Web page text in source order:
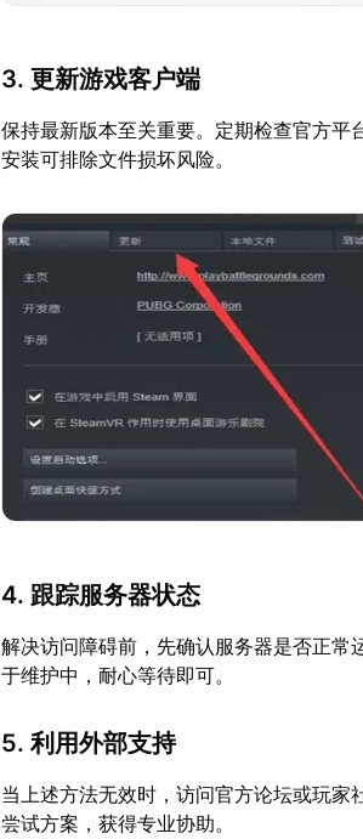
3. 更新游戏客户端
保持最新版本至关重要。定期检查官方
安装可排除文件损坏风险。
4. 跟踪服务器状态
解决访问障碍前，先确认服务器是否正常
于维护中，耐心等待即可。
5. 利用外部支持
当上述方法无效时，访问官方论坛或玩
尝试方案，获得专业协助。